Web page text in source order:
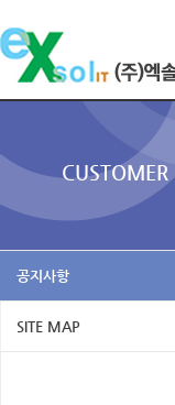
CUSTOMER
공지사항
SITE MAP